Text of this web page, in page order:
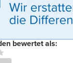
bewertet als: